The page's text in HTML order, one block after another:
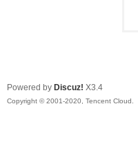
Powered by Discuz! X3.4
Copyright © 2001-2020, Tencent Cloud.